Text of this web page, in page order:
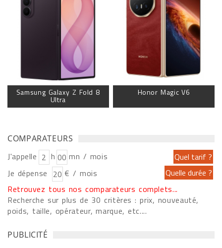
Samsung Galaxy Z Fold 8
Ultra
Honor Magic V6
COMPARATEURS
J'appelle h
mn / mois
Je dépense
€ / mois
Retrouvez tous nos comparateurs complets...
Recherche sur plus de 30 critères : prix, nouveauté,
poids, taille, opérateur, marque, etc....
PUBLICITÉ